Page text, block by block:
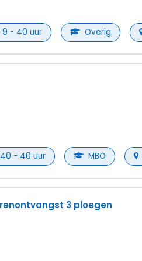
9 - 40 uur Overig
40 - 40 uur MBO
3 ploegen